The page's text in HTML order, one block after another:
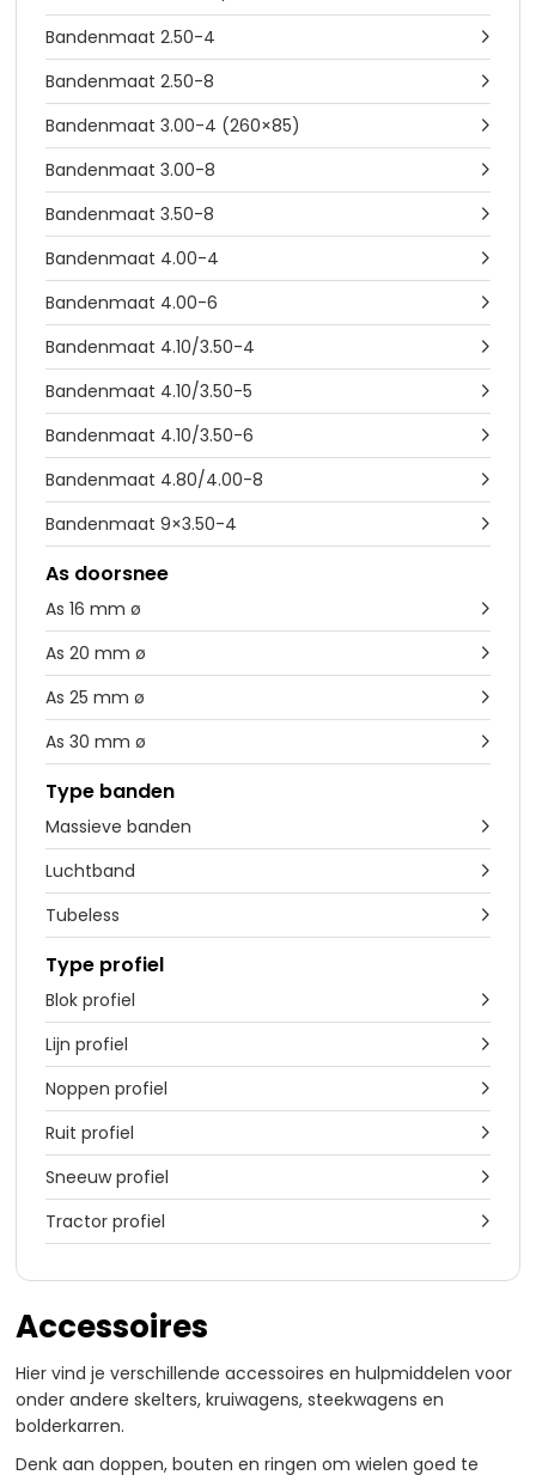
Bandenmaat 2.50-4 
Bandenmaat 2.50-8 
Bandenmaat 3.00-4 (260×85) 
Bandenmaat 3.00-8 
Bandenmaat 3.50-8 
Bandenmaat 4.00-4 
Bandenmaat 4.00-6 
Bandenmaat 4.10/3.50-4 
Bandenmaat 4.10/3.50-5 
Bandenmaat 4.10/3.50-6 
Bandenmaat 4.80/4.00-8 
Bandenmaat 9×3.50-4 
As doorsnee
As 16 mm ø 
As 20 mm ø 
As 25 mm ø 
As 30 mm ø 
Type banden
Massieve banden 
Luchtband 
Tubeless 
Type profiel
Blok profiel 
Lijn profiel 
Noppen profiel 
Ruit profiel 
Sneeuw profiel 
Tractor profiel 
Accessoires
Hier vind je verschillende accessoires en hulpmiddelen voor
onder andere skelters, kruiwagens, steekwagens en
bolderkarren.
Denk aan doppen, bouten en ringen om wielen goed te